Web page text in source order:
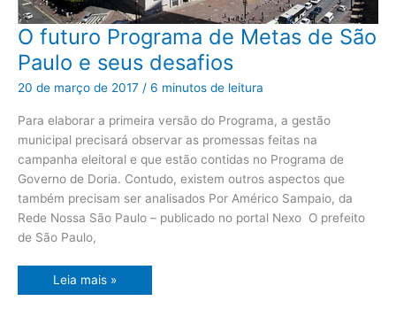
O futuro Programa de Metas de São
Paulo e seus desafios
20 de março de 2017 / 6 minutos de leitura
Para elaborar a primeira versão do Programa, a gestão
municipal precisará observar as promessas feitas na
campanha eleitoral e que estão contidas no Programa de
Governo de Doria. Contudo, existem outros aspectos que
também precisam ser analisados Por Américo Sampaio, da
Rede Nossa São Paulo – publicado no portal Nexo O prefeito
de São Paulo,
O
futuro
Programa
de
Metas
de
São
e
seus
desafios
Leia mais »